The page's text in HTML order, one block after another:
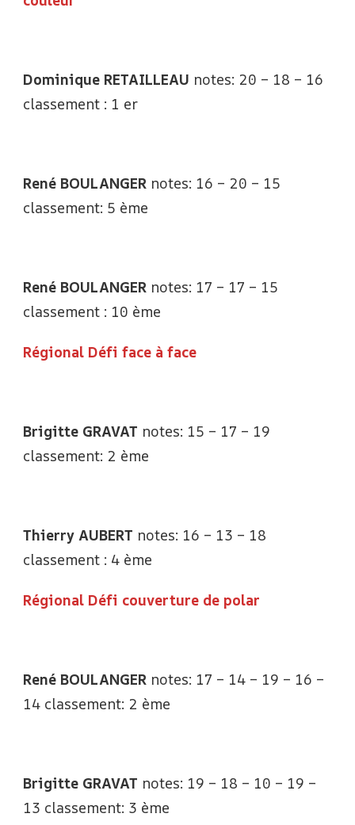
Dominique RETAILLEAU notes: 20 – 18 – 16
classement : 1 er
René BOULANGER notes: 16 – 20 – 15
classement: 5 ème
René BOULANGER notes: 17 – 17 – 15
classement : 10 ème
Régional Défi face à face
Brigitte GRAVAT notes: 15 – 17 – 19
classement: 2 ème
Thierry AUBERT notes: 16 – 13 – 18
classement : 4 ème
Régional Défi couverture de polar
René BOULANGER notes: 17 – 14 – 19 – 16 –
14 classement: 2 ème
Brigitte GRAVAT notes: 19 – 18 – 10 – 19 –
13 classement: 3 ème